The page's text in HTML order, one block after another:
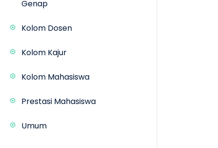
Genap
Kolom Dosen
Kolom Kajur
Kolom Mahasiswa
Prestasi Mahasiswa
Umum